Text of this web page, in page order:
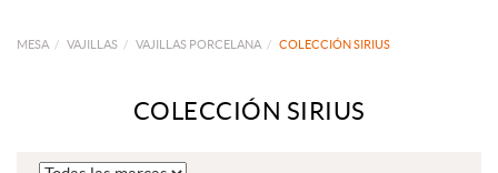
MESA VAJILLAS VAJILLAS PORCELANA COLECCIÓN SIRIUS
COLECCIÓN SIRIUS